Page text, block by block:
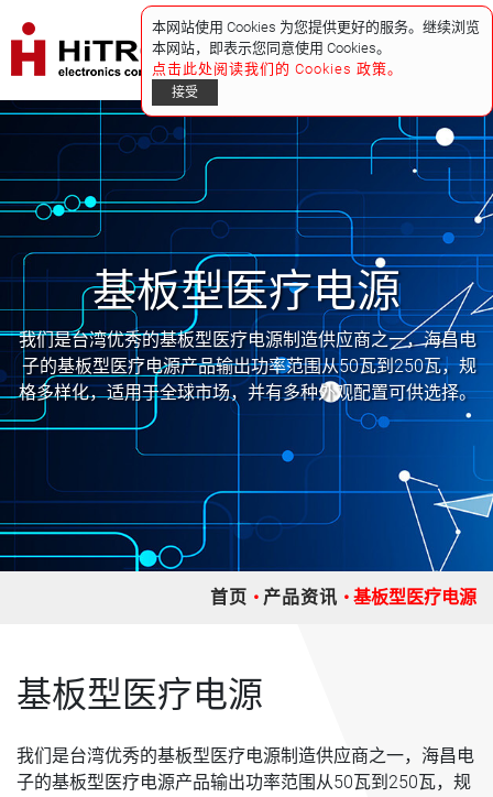
基板型医疗电源
我们是台湾优秀的基板型医疗电源制造供应商之一，海昌电
子的基板型医疗电源产品输出功率范围从50瓦到250瓦，规
格多样化，适用于全球市场，并有多种外观配置可供选择。
首页 产品资讯 基板型医疗电源
基板型医疗电源
我们是台湾优秀的基板型医疗电源制造供应商之一，海昌电
子的基板型医疗电源产品输出功率范围从50瓦到250瓦，规
本网站使用 Cookies 为您提供更好的服务。继续浏览
本网站，即表示您同意使用 Cookies。
点击此处阅读我们的 Cookies 政策。
接受